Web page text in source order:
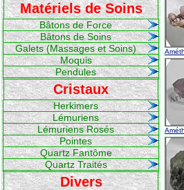
Matériels de Soins
Bâtons de Force
Bâtons de Soins
Galets (Massages et Soins)
Moquis
Pendules
Cristaux
Herkimers
Lémuriens
Lémuriens Rosés
Pointes
Quartz Fantôme
Quartz Traités
Divers